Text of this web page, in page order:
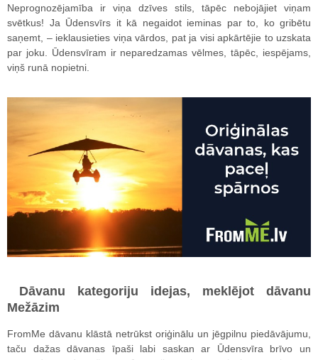
Neprognozējamība ir viņa dzīves stils, tāpēc nebojājiet viņam
svētkus! Ja Ūdensvīrs it kā negaidot ieminas par to, ko gribētu
saņemt, – ieklausieties viņa vārdos, pat ja visi apkārtējie to uzskata
par joku. Ūdensvīram ir neparedzamas vēlmes, tāpēc, iespējams,
viņš runā nopietni.
Dāvanu kategoriju idejas, meklējot dāvanu
Mežāzim
FromMe dāvanu klāstā netrūkst oriģinālu un jēgpilnu piedāvājumu,
taču dažas dāvanas īpaši labi saskan ar Ūdensvīra brīvo un